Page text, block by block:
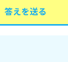
答えを送る